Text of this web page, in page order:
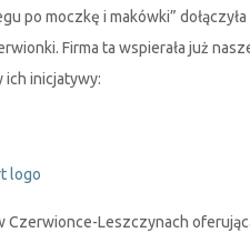
po moczkę i makówki”
Firma ta wspierała już
ich inicjatywy:
Czerwionce-Leszczynach